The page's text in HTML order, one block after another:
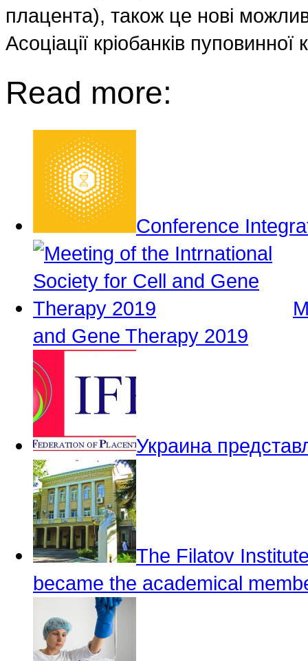
плацента), також це нові
Асоціації кріобанків
Read more:
Conference
and Gene Therapy 2019
Украина
The Filatov
became the academical